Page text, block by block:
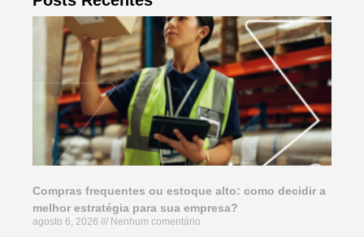
Compras frequentes ou estoque alto: como decidir a
melhor estratégia para sua empresa?
agosto 6, 2026 Nenhum comentário